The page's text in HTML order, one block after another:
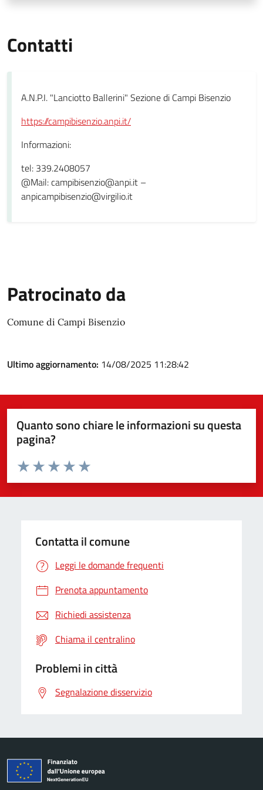
Contatti
A.N.P.I. "Lanciotto Ballerini" Sezione di Campi Bisenzio
https://campibisenzio.anpi.it/
Informazioni:
tel: 339.2408057
@Mail: campibisenzio@anpi.it –
anpicampibisenzio@virgilio.it
Patrocinato da
Comune di Campi Bisenzio
Ultimo aggiornamento: 14/08/2025 11:28:42
Quanto sono chiare le informazioni su questa
pagina?
Valuta da 1 a 5 stelle la pagina
Valuta 5 stelle su 5
Valuta 4 stelle su 5
Valuta 3 stelle su 5
Valuta 2 stelle su 5
Valuta 1 stelle su 5
Contatta il comune
Leggi le domande frequenti
Prenota appuntamento
Richiedi assistenza
Chiama il centralino
Problemi in città
Segnalazione disservizio